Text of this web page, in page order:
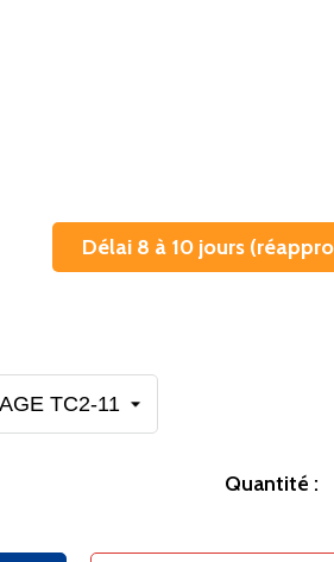
Délai 8 à 10 jours
Quantité :